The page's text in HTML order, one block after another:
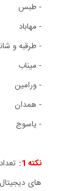
- طبس
- مهاباد
- طرقبه و
- ميناب
- ورامين
- همدان
- ياسوج
نکته 1:
های